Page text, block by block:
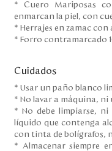
* Cuero Mariposas
enmarcan la piel, con
* Herrajes en zamac
* Forro contramarcado
Cuidados
* Usar un paño blanco
* No lavar a máquina, ni
* No debe limpiarse,
líquido que contenga alcohol o
con tinta de bolígrafos,
* Almacenar siempre